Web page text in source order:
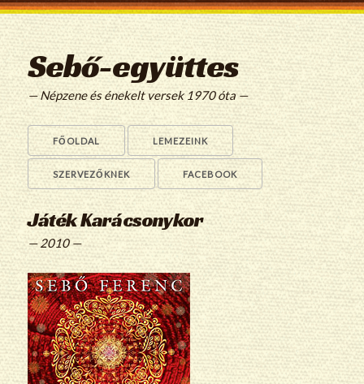
Sebő-együttes
— Népzene és énekelt versek 1970 óta —
FŐOLDAL LEMEZEINK
SZERVEZŐKNEK FACEBOOK
Játék Karácsonykor
— 2010 —